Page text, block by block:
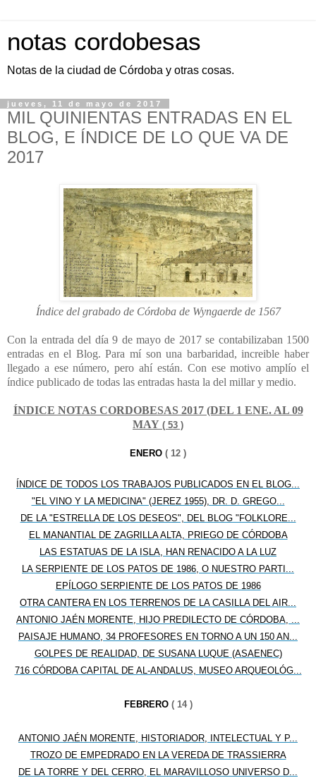
notas cordobesas
Notas de la ciudad de Córdoba y otras cosas.
jueves, 11 de mayo de 2017
MIL QUINIENTAS ENTRADAS EN EL
BLOG, E ÍNDICE DE LO QUE VA DE
2017
Índice del grabado de Córdoba de Wyngaerde de 1567
Con la entrada del día 9 de mayo de 2017 se contabilizaban 1500
entradas en el Blog. Para mí son una barbaridad, increible haber
llegado a ese número, pero ahí están. Con ese motivo amplío el
índice publicado de todas las entradas hasta la del millar y medio.
ÍNDICE NOTAS CORDOBESAS 2017 (DEL 1 ENE. AL 09
MAY ( 53 )
ENERO ( 12 )
ÍNDICE DE TODOS LOS TRABAJOS PUBLICADOS EN EL BLOG...
"EL VINO Y LA MEDICINA" (JEREZ 1955), DR. D. GREGO...
DE LA "ESTRELLA DE LOS DESEOS", DEL BLOG "FOLKLORE...
EL MANANTIAL DE ZAGRILLA ALTA, PRIEGO DE CÓRDOBA
LAS ESTATUAS DE LA ISLA, HAN RENACIDO A LA LUZ
LA SERPIENTE DE LOS PATOS DE 1986, O NUESTRO PARTI...
EPÍLOGO SERPIENTE DE LOS PATOS DE 1986
OTRA CANTERA EN LOS TERRENOS DE LA CASILLA DEL AIR...
ANTONIO JAÉN MORENTE, HIJO PREDILECTO DE CÓRDOBA, ...
PAISAJE HUMANO, 34 PROFESORES EN TORNO A UN 150 AN...
GOLPES DE REALIDAD, DE SUSANA LUQUE (ASAENEC)
716 CÓRDOBA CAPITAL DE AL-ANDALUS, MUSEO ARQUEOLÓG...
FEBRERO ( 14 )
ANTONIO JAÉN MORENTE, HISTORIADOR, INTELECTUAL Y P...
TROZO DE EMPEDRADO EN LA VEREDA DE TRASSIERRA
DE LA TORRE Y DEL CERRO, EL MARAVILLOSO UNIVERSO D...